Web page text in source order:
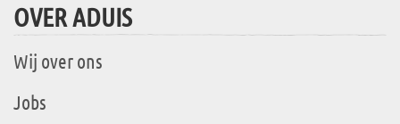
OVER ADUIS
Wij over ons
Jobs